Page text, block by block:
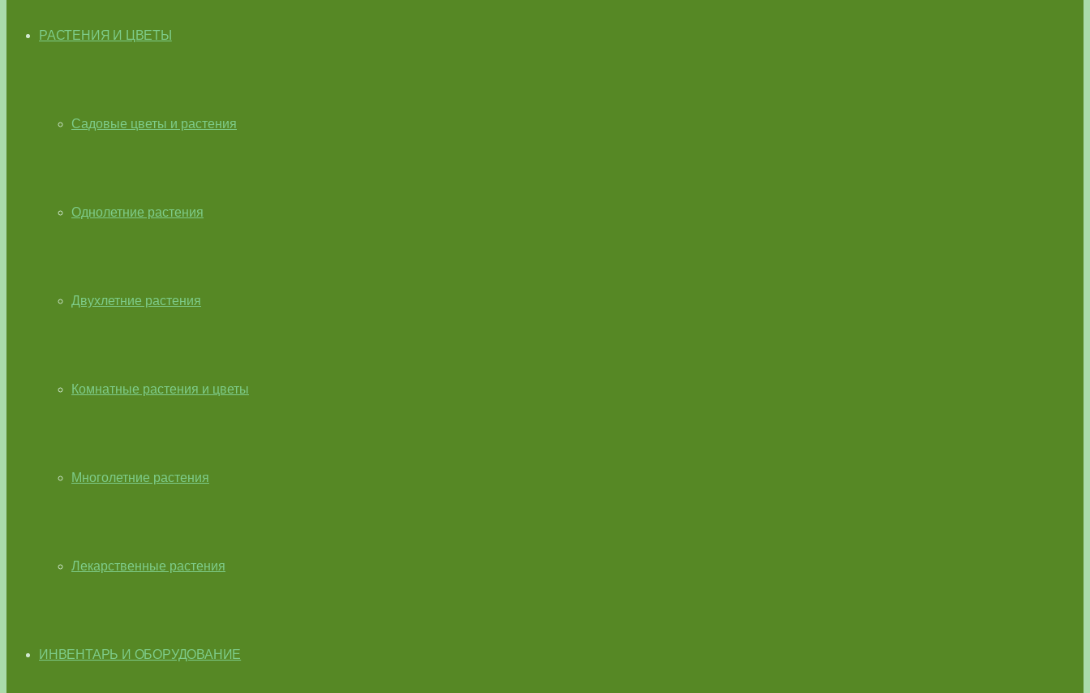
РАСТЕНИЯ И ЦВЕТЫ
Садовые цветы и растения
Однолетние растения
Двухлетние растения
Комнатные растения и цветы
Многолетние растения
Лекарственные растения
ИНВЕНТАРЬ И ОБОРУДОВАНИЕ